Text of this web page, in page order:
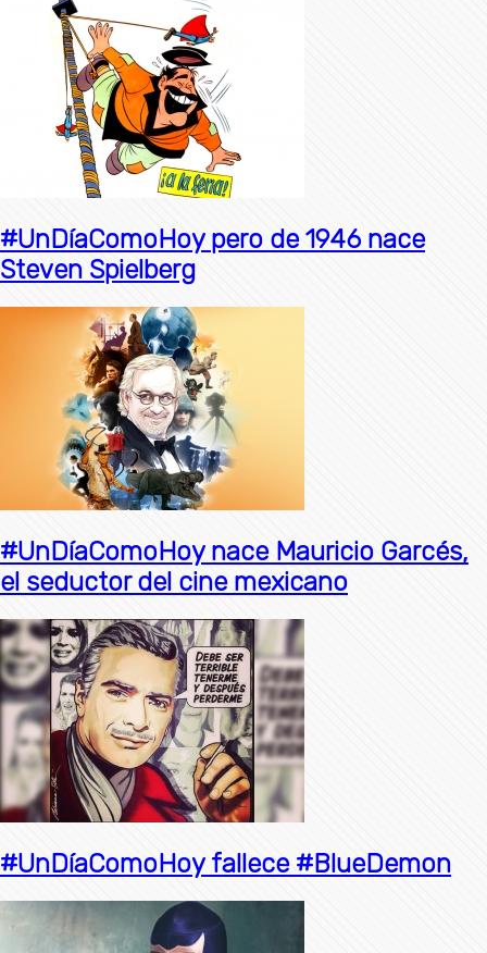
#UnDíaComoHoy pero de 1946 nace
Steven Spielberg
#UnDíaComoHoy nace Mauricio Garcés,
el seductor del cine mexicano
#UnDíaComoHoy fallece #BlueDemon